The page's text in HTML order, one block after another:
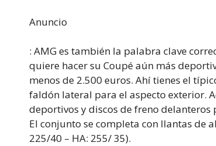
Anuncio
: AMG es también la palabra clave
quiere hacer su Coupé aún más
menos de 2.500 euros. Ahí tienes el
faldón lateral para el aspecto exterior.
deportivos y discos de freno delanteros
El conjunto se completa con llantas de
225/40 – HA: 255/ 35).